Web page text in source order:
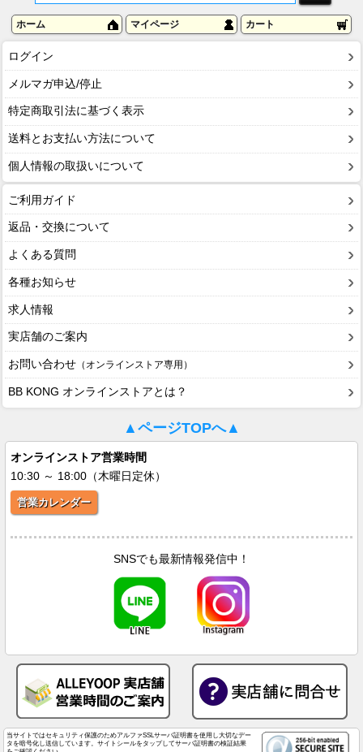
ホーム マイページ カート
ログイン
メルマガ申込/停止
特定商取引法に基づく表示
送料とお支払い方法について
個人情報の取扱いについて
ご利用ガイド
返品・交換について
よくある質問
各種お知らせ
求人情報
実店舗のご案内
お問い合わせ （オンラインストア専用）
BB KONG オンラインストアとは？
▲ページTOPへ▲
オンラインストア営業時間
10:30 ～ 18:00（木曜日定休）
営業カレンダー
SNSでも最新情報発信中！
当サイトではセキュリティ保護のためアルファSSLサーバ証明書を使用し大切なデー
タを暗号化し送信しています。サイトシールをタップしてサーバ証明書の検証結果